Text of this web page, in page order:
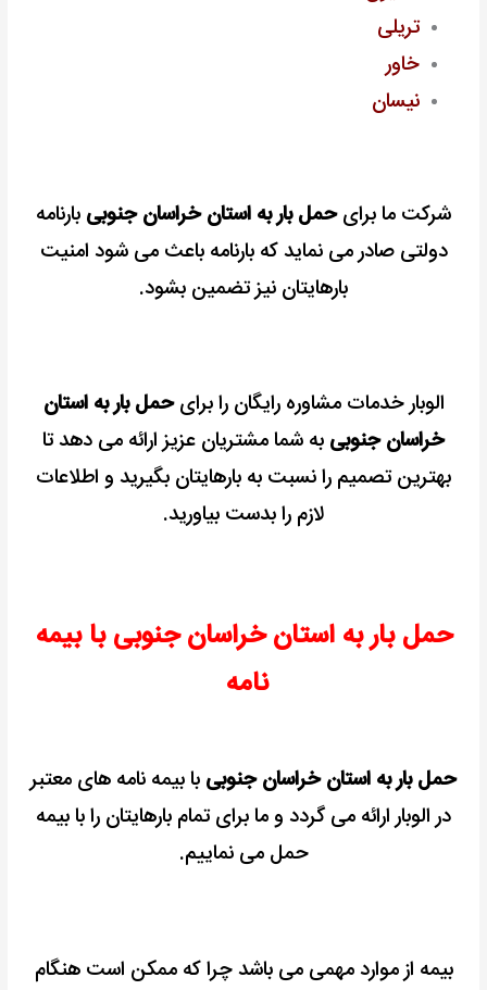
تریلی
خاور
نیسان
شرکت ما برایحمل بار به استان خراسان جنوبی بارنامه
دولتی صادر می نماید که بارنامه باعث می شود امنیت
بارهایتان نیز تضمین بشود.
الوبار خدمات مشاوره رایگان را برایحمل بار به استان
خراسان جنوبی به شما مشتریان عزیز ارائه می دهد تا
بهترین تصمیم را نسبت به بارهایتان بگیرید و اطلاعات
لازم را بدست بیاورید.
حمل بار به استان خراسان جنوبی با بیمه
نامه
حمل بار به استان خراسان جنوبی با بیمه نامه های معتبر
در الوبار ارائه می گردد و ما برای تمام بارهایتان را با بیمه
حمل می نماییم.
بیمه از موارد مهمی می باشد چرا که ممکن است هنگام